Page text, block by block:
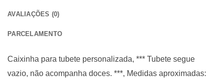
AVALIAÇÕES (0)
PARCELAMENTO
Caixinha para tubete personalizada, *** Tubete segue
vazio, não acompanha doces. ***, Medidas aproximadas: